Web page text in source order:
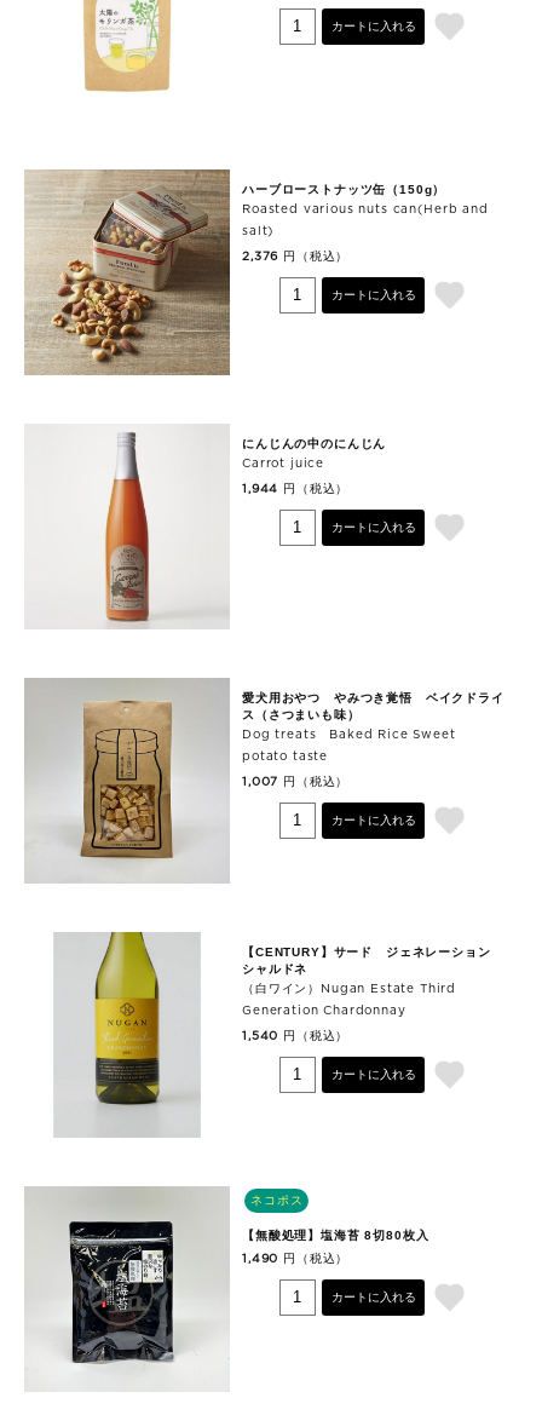
カートに入れる
ハーブローストナッツ缶（150g）
Roasted various nuts can(Herb and
salt)
2,376 円（税込）
カートに入れる
にんじんの中のにんじん
Carrot juice
1,944 円（税込）
カートに入れる
愛犬用おやつ やみつき覚悟 ベイクドライ
ス（さつまいも味）
Dog treats Baked Rice Sweet
potato taste
1,007 円（税込）
カートに入れる
【CENTURY】サード ジェネレーション
シャルドネ
（白ワイン）Nugan Estate Third
Generation Chardonnay
1,540 円（税込）
カートに入れる
ネコポス
【無酸処理】塩海苔 8切80枚入
1,490 円（税込）
カートに入れる